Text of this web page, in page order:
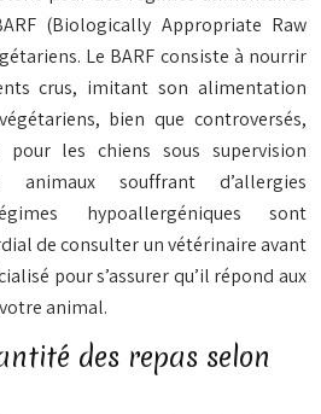
(Biologically Appropriate Raw
Le BARF consiste à nourrir
crus, imitant son alimentation
bien que controversés,
pour les chiens sous supervision
souffrant d’allergies
hypoallergéniques sont
de consulter un vétérinaire avant
pour s’assurer qu’il répond aux
animal.
des repas selon